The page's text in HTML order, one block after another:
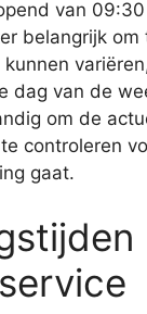
van
belangrijk
dag van de
om de
controleren
gaat.